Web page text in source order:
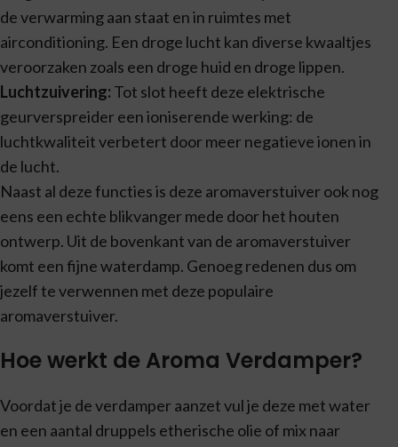
de verwarming aan staat en in ruimtes met
airconditioning. Een droge lucht kan diverse kwaaltjes
veroorzaken zoals een droge huid en droge lippen.
Luchtzuivering: Tot slot heeft deze elektrische
geurverspreider een ioniserende werking: de
luchtkwaliteit verbetert door meer negatieve ionen in
de lucht.
Naast al deze functies is deze aromaverstuiver ook nog
eens een echte blikvanger mede door het houten
ontwerp. Uit de bovenkant van de aromaverstuiver
komt een fijne waterdamp. Genoeg redenen dus om
jezelf te verwennen met deze populaire
aromaverstuiver.
Hoe werkt de Aroma Verdamper?
Voordat je de verdamper aanzet vul je deze met water
en een aantal druppels etherische olie of mix naar